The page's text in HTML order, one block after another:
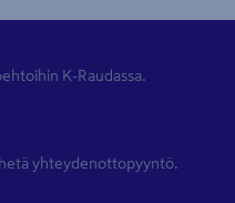
K-Raudoista
ja jiirisirkkeleitä,
ja luotettavilta merkeiltä
Scheppach. Muista myös
K-Raudassa.
yhteydenottopyyntö.